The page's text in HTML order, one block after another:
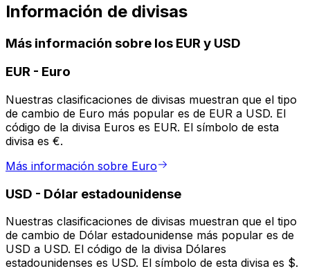
Información de divisas
Más información sobre los EUR y USD
EUR - Euro
Nuestras clasificaciones de divisas muestran que el tipo
de cambio de Euro más popular es de EUR a USD. El
código de la divisa Euros es EUR. El símbolo de esta
divisa es €.
Más información sobre Euro
USD - Dólar estadounidense
Nuestras clasificaciones de divisas muestran que el tipo
de cambio de Dólar estadounidense más popular es de
USD a USD. El código de la divisa Dólares
estadounidenses es USD. El símbolo de esta divisa es $.